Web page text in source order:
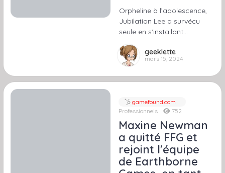
Orpheline à l’adolescence,
Jubilation Lee a survécu
seule en s’installant…
geeklette
mars 15, 2024
gamefound.com
Professionnels
752
Maxine Newman
a quitté FFG et
rejoint l'équipe
de Earthborne